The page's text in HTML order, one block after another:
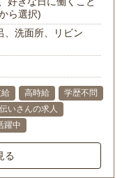
ら選択)
、洗面所、リビン
高時給
学歴不問
いさんの求人
躍中
る